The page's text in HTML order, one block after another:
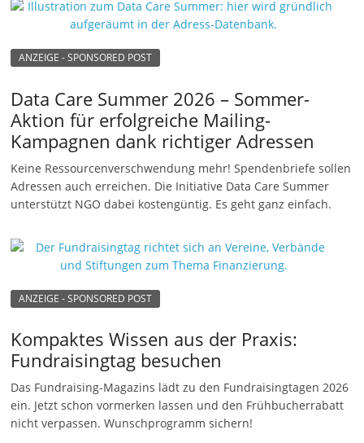
ANZEIGE - SPONSORED POST
Data Care Summer 2026 – Sommer-
Aktion für erfolgreiche Mailing-
Kampagnen dank richtiger Adressen
Keine Ressourcenverschwendung mehr! Spendenbriefe sollen
Adressen auch erreichen. Die Initiative Data Care Summer
unterstützt NGO dabei kostengüntig. Es geht ganz einfach.
ANZEIGE - SPONSORED POST
Kompaktes Wissen aus der Praxis:
Fundraisingtag besuchen
Das Fundraising-Magazins lädt zu den Fundraisingtagen 2026
ein. Jetzt schon vormerken lassen und den Frühbucherrabatt
nicht verpassen. Wunschprogramm sichern!